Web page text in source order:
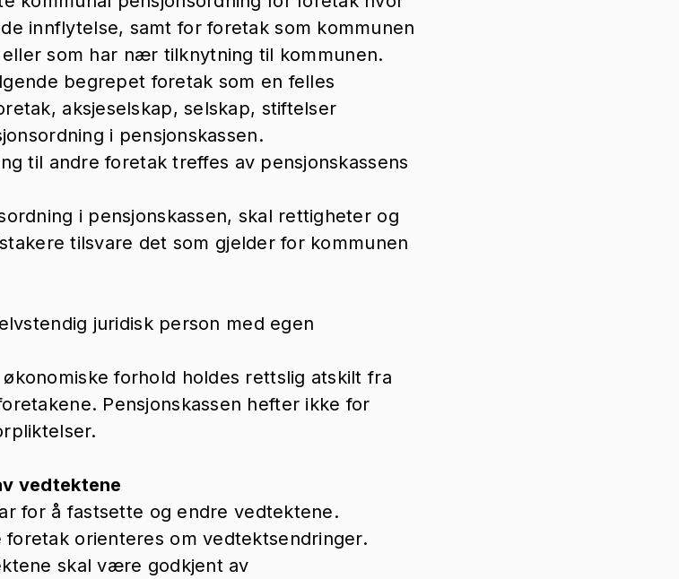
innflytelse, samt for foretak som kommunen
som har nær tilknytning til kommunen.
begrepet foretak som en felles
aksjeselskap, selskap, stiftelser
i pensjonskassen.
til andre foretak treffes av pensjonskassens
i pensjonskassen, skal rettigheter og
tilsvare det som gjelder for kommunen
juridisk person med egen
forhold holdes rettslig atskilt fra
Pensjonskassen hefter ikke for
vedtektene
for å fastsette og endre vedtektene.
orienteres om vedtektsendringer.
skal være godkjent av